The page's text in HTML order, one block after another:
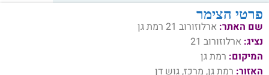
פרטי הצימר
שם האתר: ארלוזורוב 21 רמת גן
נציג: ארלוזורוב 21
המיקום: רמת גן
האזור: רמת גן, מרכז, גוש דן